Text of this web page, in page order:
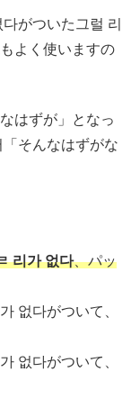
がついた그럴 리
よく使いますの
はずが」となっ
そんなはずがな
리가 없다、パッ
없다がついて、
없다がついて、